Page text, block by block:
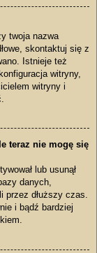
twoja nazwa
skontaktuj się z
Istnieje też
witryny,
witryny i
teraz nie mogę się
lub usunął
danych,
przez dłuższy czas.
i bądź bardziej